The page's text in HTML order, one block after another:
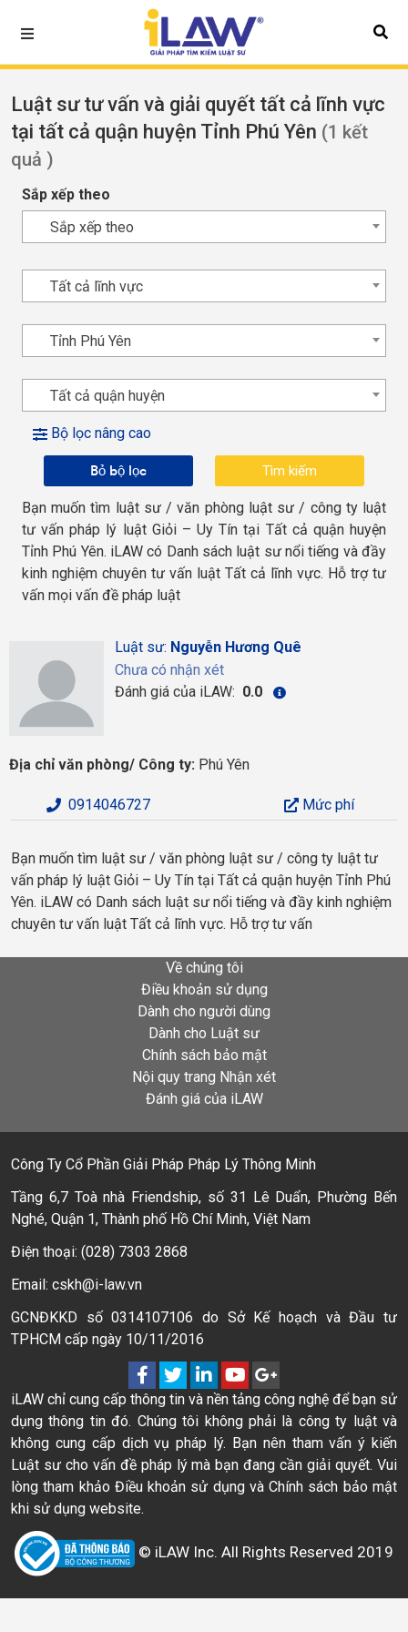
Luật sư tư vấn và giải quyết tất cả lĩnh vực
tại tất cả quận huyện Tỉnh Phú Yên (1 kết
quả )
Sắp xếp theo
Sắp xếp theo
Tất cả lĩnh vực
Tỉnh Phú Yên
Tất cả quận huyện
Bộ lọc nâng cao
Bỏ bộ lọc
Bạn muốn tìm luật sư / văn phòng luật sư / công ty luật
tư vấn pháp lý luật Giỏi – Uy Tín tại Tất cả quận huyện
Tỉnh Phú Yên. iLAW có Danh sách luật sư nổi tiếng và đầy
kinh nghiệm chuyên tư vấn luật Tất cả lĩnh vực. Hỗ trợ tư
vấn mọi vấn đề pháp luật
Luật sư: Nguyễn Hương Quê
Chưa có nhận xét
Đánh giá của iLAW: 0.0
Địa chỉ văn phòng/ Công ty: Phú Yên
0914046727 Mức phí
Bạn muốn tìm luật sư / văn phòng luật sư / công ty luật tư
vấn pháp lý luật Giỏi – Uy Tín tại Tất cả quận huyện Tỉnh Phú
Yên. iLAW có Danh sách luật sư nổi tiếng và đầy kinh nghiệm
chuyên tư vấn luật Tất cả lĩnh vực. Hỗ trợ tư vấn
Về chúng tôi
Điều khoản sử dụng
Dành cho người dùng
Dành cho Luật sư
Chính sách bảo mật
Nội quy trang Nhận xét
Đánh giá của iLAW
Công Ty Cổ Phần Giải Pháp Pháp Lý Thông Minh
Tầng 6,7 Toà nhà Friendship, số 31 Lê Duẩn, Phường Bến
Nghé, Quận 1, Thành phố Hồ Chí Minh, Việt Nam
Điện thoại: (028) 7303 2868
Email: cskh@i-law.vn
GCNĐKKD số 0314107106 do Sở Kế hoạch và Đầu tư
TPHCM cấp ngày 10/11/2016
iLAW chỉ cung cấp thông tin và nền tảng công nghệ để bạn sử
dụng thông tin đó. Chúng tôi không phải là công ty luật và
không cung cấp dịch vụ pháp lý. Bạn nên tham vấn ý kiến
Luật sư cho vấn đề pháp lý mà bạn đang cần giải quyết. Vui
lòng tham khảo Điều khoản sử dụng và Chính sách bảo mật
khi sử dụng website.
© iLAW Inc. All Rights Reserved 2019